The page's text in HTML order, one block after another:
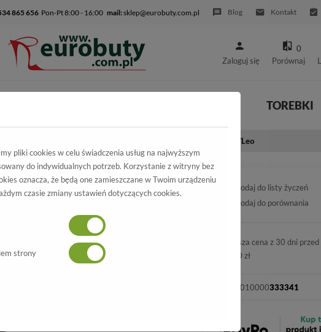
865 656 Pon-Pt 8:00 - 16:00 mail:sklep@eurobuty.com.pl Blog Kontakt
Zaloguj się
0
Porównaj
TOREBKI
Półbuty Marco Tozzi 2-23746-33 005 Black/Leo
Dodaj do listy życzeń
Dodaj do porównania
Najniższa cena z 30 dni
137,00 zł
2010000333341
pliki cookies w celu świadczenia usług na najwyższym
do indywidualnych potrzeb. Korzystanie z witryny bez
oznacza, że będą one zamieszczane w Twoim urządzeniu
czasie zmiany ustawień dotyczących cookies.
strony